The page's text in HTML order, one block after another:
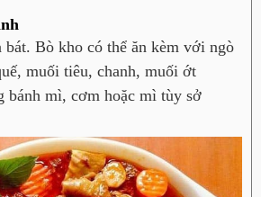
bát. Bò kho có thể ăn kèm với ngò
muối tiêu, chanh, muối ớt
bánh mì, cơm hoặc mì tùy sở